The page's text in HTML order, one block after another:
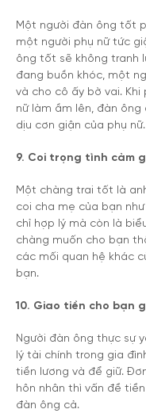
Một người đàn ông tốt
một người phụ nữ tức
ông tốt sẽ không tranh
đang buồn khóc, một
và cho cô ấy bờ vai. Khi
nữ làm ầm lên, đàn
dịu cơn giận của phụ nữ.
9. Coi trọng tình cảm
Một chàng trai tốt là
coi cha mẹ của bạn
chỉ hợp lý mà còn là
chàng muốn cho bạn
các mối quan hệ khác
bạn.
10. Giao tiền cho bạn
Người đàn ông thực sự
lý tài chính trong gia
tiền lương và để giữ.
hôn nhân thì vấn đề
đàn ông cả.